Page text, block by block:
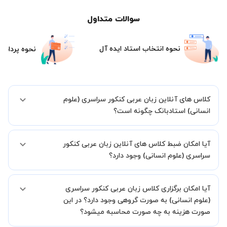
سوالات متداول
نحوه انتخاب استاد ایده آل نحوه
کلاس های آنلاین زبان عربی کنکور سراسری (علوم
انسانی) استادبانک چگونه است؟
شما میدهیم که استاد شما پیش از جلسه تمامی موارد لازم برای برگزاری
یک کلاس آنلاین با کیفیت و مفید را به شما توضیح خواهند داد.
آیا امکان ضبط کلاس های آنلاین زبان عربی کنکور
سراسری (علوم انسانی) وجود دارد؟
کنید.
آیا امکان برگزاری کلاس زبان عربی کنکور سراسری
(علوم انسانی) به صورت گروهی وجود دارد؟ در این
صورت هزینه به چه صورت محاسبه میشود؟